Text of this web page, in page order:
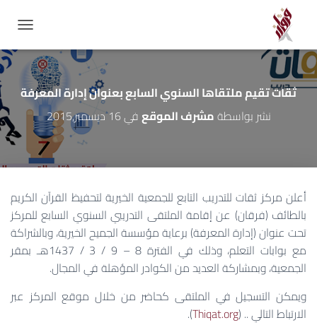
ثقات تقيم ملتقاها السنوي السابع بعنوان إدارة المعرفة
نشر بواسطةمشرف الموقعفي16 ديسمبر,2015
أعلن مركز ثقات للتدريب التابع للجمعية الخيرية لتحفيظ القرآن الكريم
بالطائف (فرقان) عن إقامة الملتقى التدريبي السنوي السابع للمركز
تحت عنوان (إدارة المعرفة) برعاية مؤسسة الجميح الخيرية، وبالشراكة
مع بوابات التعلم، وذلك في الفترة 8 – 9 / 3 / 1437هـ بمقر
الجمعية، وبمشاركة العديد من الكوادر المؤهلة في المجال.
ويمكن التسجيل في الملتقى كحاضر من خلال موقع المركز عبر
الارتباط التالي .. (Thiqat.org
).